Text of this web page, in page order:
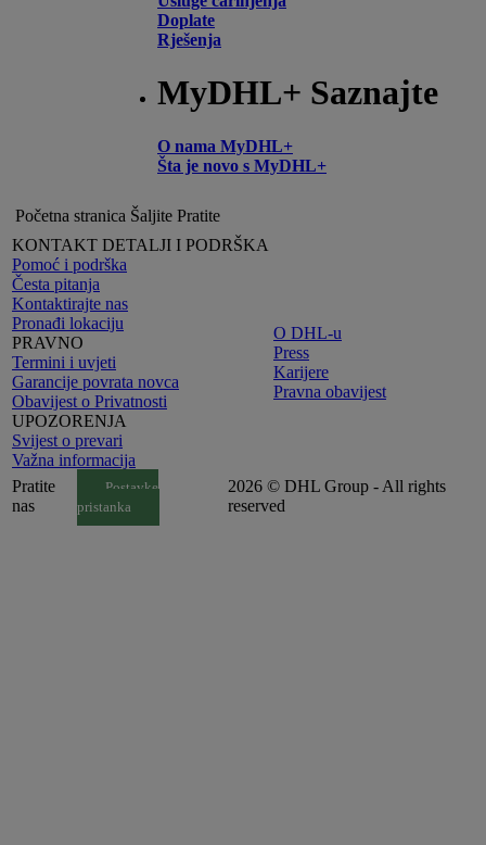
Doplate
Rješenja
MyDHL+ Saznajte
O nama MyDHL+
Šta je novo s MyDHL+
Početna stranica Šaljite Pratite
KONTAKT DETALJI I PODRŠKA
Pomoć i podrška
Česta pitanja
Kontaktirajte nas
Pronađi lokaciju
PRAVNO
Termini i uvjeti
Garancije povrata novca
Obavijest o Privatnosti
UPOZORENJA
Svijest o prevari
Važna informacija
O DHL-u
Press
Karijere
Pravna obavijest
Pratite
nas
Postavke
pristanka
2026 © DHL Group - All rights
reserved